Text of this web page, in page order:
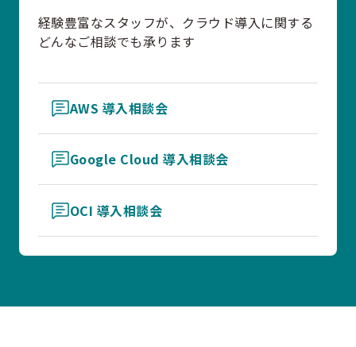
経験豊富なスタッフが、クラウド導入に関する
どんなご相談でも承ります
AWS 導入相談会
Google Cloud 導入相談会
OCI 導入相談会